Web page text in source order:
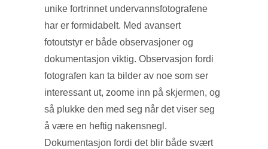
unike fortrinnet undervannsfotografene
har er formidabelt. Med avansert
fotoutstyr er både observasjoner og
dokumentasjon viktig. Observasjon fordi
fotografen kan ta bilder av noe som ser
interessant ut, zoome inn på skjermen, og
så plukke den med seg når det viser seg
å være en heftig nakensnegl.
Dokumentasjon fordi det blir både svært